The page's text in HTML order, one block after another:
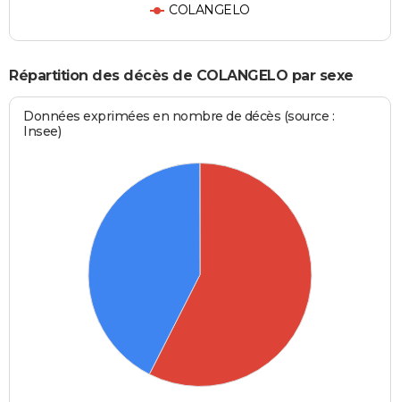
COLANGELO
Répartition des décès de COLANGELO par sexe
Données exprimées en nombre de décès (source :
Insee)